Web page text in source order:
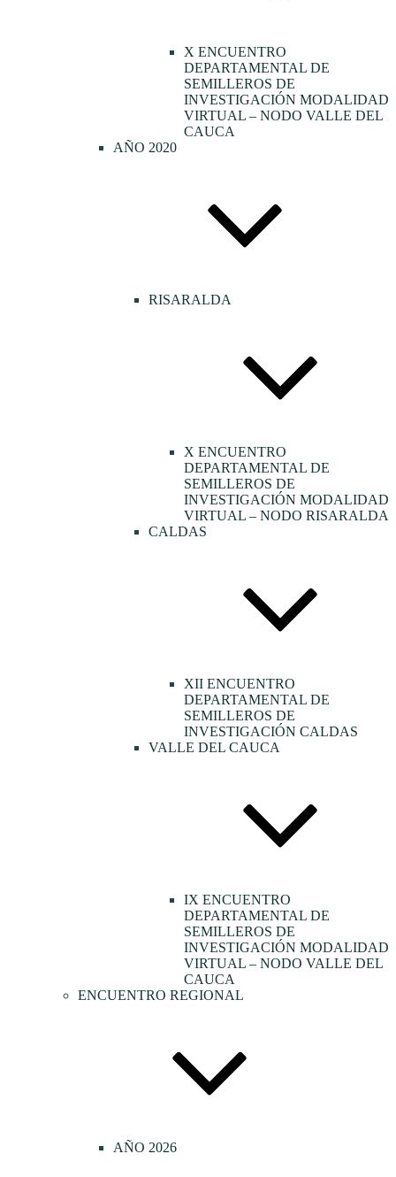
X ENCUENTRO
DEPARTAMENTAL DE
SEMILLEROS DE
INVESTIGACIÓN MODALIDAD
VIRTUAL – NODO VALLE DEL
CAUCA
AÑO 2020
RISARALDA
X ENCUENTRO
DEPARTAMENTAL DE
SEMILLEROS DE
INVESTIGACIÓN MODALIDAD
VIRTUAL – NODO RISARALDA
CALDAS
XII ENCUENTRO
DEPARTAMENTAL DE
SEMILLEROS DE
INVESTIGACIÓN CALDAS
VALLE DEL CAUCA
IX ENCUENTRO
DEPARTAMENTAL DE
SEMILLEROS DE
INVESTIGACIÓN MODALIDAD
VIRTUAL – NODO VALLE DEL
CAUCA
ENCUENTRO REGIONAL
AÑO 2026